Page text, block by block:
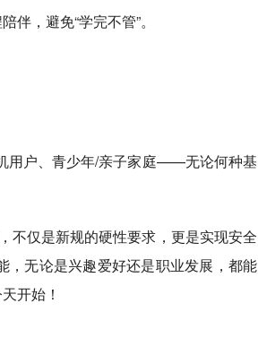
，避免“学完不管”。
用户、青少年/亲子家庭——无论何种基
不仅是新规的硬性要求，更是实现安全
，无论是兴趣爱好还是职业发展，都能
开始！